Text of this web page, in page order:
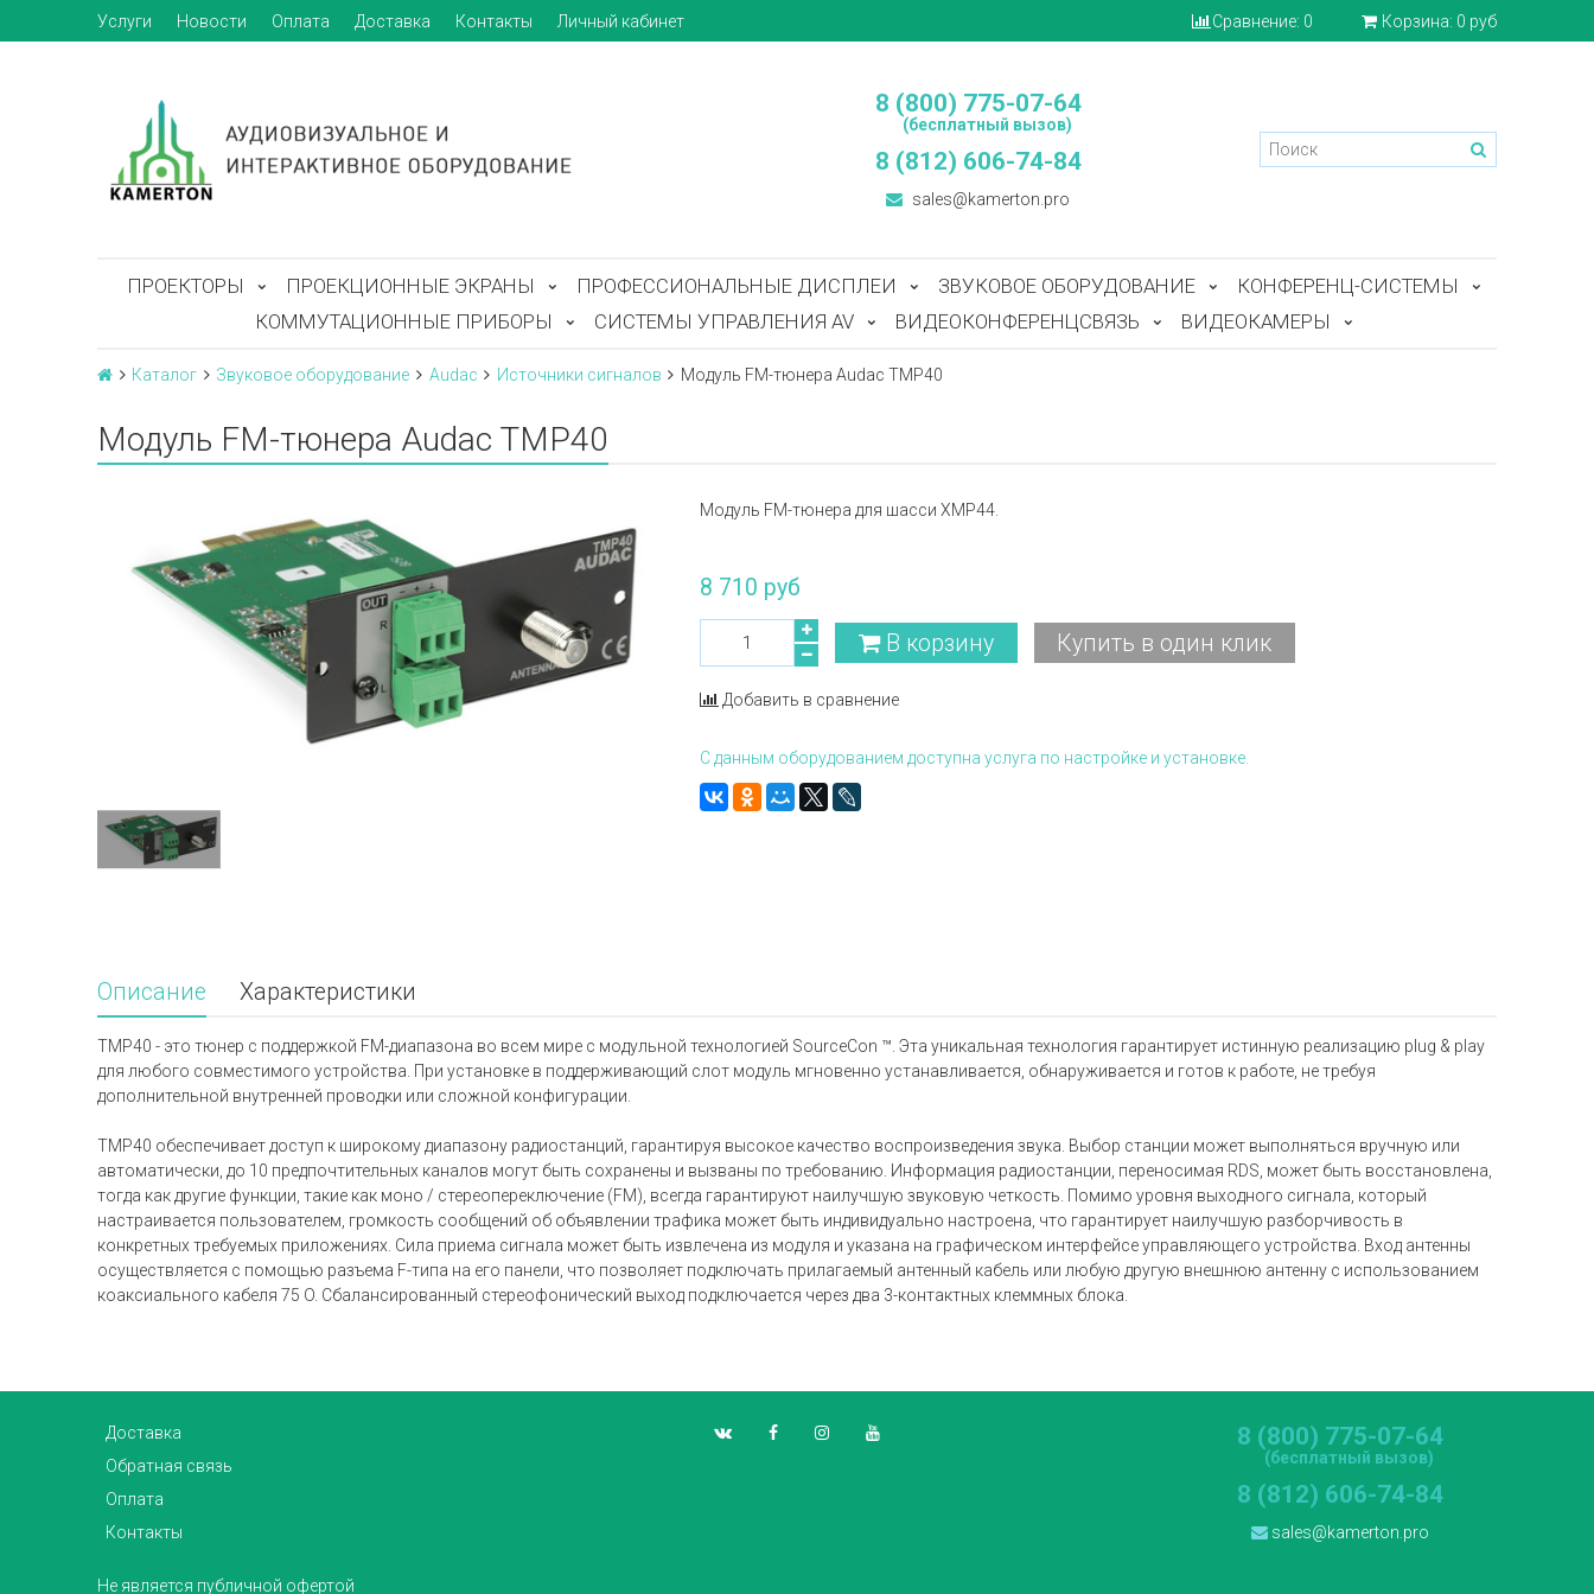
Услуги Новости Оплата Доставка Контакты Личный кабинет Сравнение: 0 Корзина: 0 руб
8 (800) 775-07-64
(бесплатный вызов)
8 (812) 606-74-84
sales@kamerton.pro
ПРОЕКТОРЫ ПРОЕКЦИОННЫЕ ЭКРАНЫ ПРОФЕССИОНАЛЬНЫЕ ДИСПЛЕИ ЗВУКОВОЕ ОБОРУДОВАНИЕ
КОНФЕРЕНЦ-СИСТЕМЫ
КОММУТАЦИОННЫЕ ПРИБОРЫ
СИСТЕМЫ УПРАВЛЕНИЯ AV ВИДЕОКОНФЕРЕНЦСВЯЗЬ ВИДЕОКАМЕРЫ
Каталог Звуковое оборудование Audac Источники сигналов Модуль FM-тюнера Audac TMP40
Модуль FM-тюнера Audac TMP40
Модуль FM-тюнера для шасси XMP44.
8 710 руб
В корзину Купить в один клик
Добавить в сравнение
С данным оборудованием доступна услуга по настройке и установке.
Описание Характеристики
TMP40 - это тюнер с поддержкой FM-диапазона во всем мире с модульной технологией SourceCon ™. Эта уникальная технология гарантирует истинную реализацию plug & play
для любого совместимого устройства. При установке в поддерживающий слот модуль мгновенно устанавливается, обнаруживается и готов к работе, не требуя
дополнительной внутренней проводки или сложной конфигурации.
TMP40 обеспечивает доступ к широкому диапазону радиостанций, гарантируя высокое качество воспроизведения звука. Выбор станции может выполняться вручную или
автоматически, до 10 предпочтительных каналов могут быть сохранены и вызваны по требованию. Информация радиостанции, переносимая RDS, может быть восстановлена,
тогда как другие функции, такие как моно / стереопереключение (FM), всегда гарантируют наилучшую звуковую четкость. Помимо уровня выходного сигнала, который
настраивается пользователем, громкость сообщений об объявлении трафика может быть индивидуально настроена, что гарантирует наилучшую разборчивость в
конкретных требуемых приложениях. Сила приема сигнала может быть извлечена из модуля и указана на графическом интерфейсе управляющего устройства. Вход антенны
осуществляется с помощью разъема F-типа на его панели, что позволяет подключать прилагаемый антенный кабель или любую другую внешнюю антенну с использованием
коаксиального кабеля 75 O. Сбалансированный стереофонический выход подключается через два 3-контактных клеммных блока.
Доставка
Обратная связь
Оплата
Контакты
8 (800) 775-07-64
(бесплатный вызов)
8 (812) 606-74-84
sales@kamerton.pro
Не является публичной офертой